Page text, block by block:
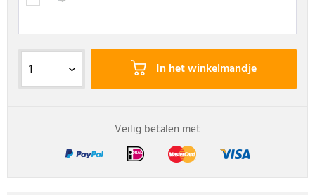
In het winkelmandje
Veilig betalen met